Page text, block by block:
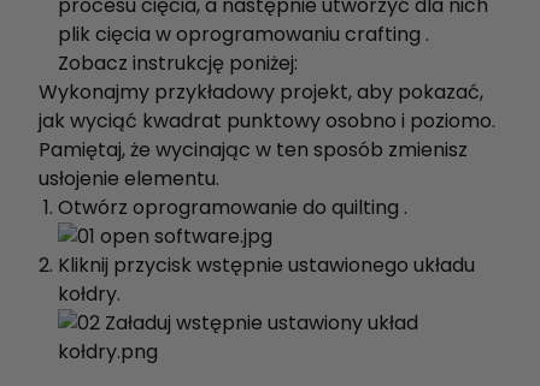
plik cięcia w oprogramowaniu crafting .
Zobacz instrukcję poniżej:
Wykonajmy przykładowy projekt, aby pokazać,
jak wyciąć kwadrat punktowy osobno i poziomo.
Pamiętaj, że wycinając w ten sposób zmienisz
usłojenie elementu.
Otwórz oprogramowanie do quilting .
Kliknij przycisk wstępnie ustawionego układu
kołdry.